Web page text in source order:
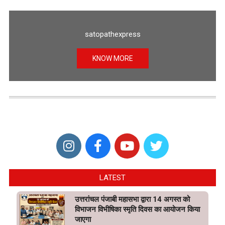
satopathexpress
KNOW MORE
LATEST
उत्तरांचल पंजाबी महासभा द्वारा 14 अगस्त को
विभाजन विभीषिका स्मृति दिवस का आयोजन किया
जाएगा